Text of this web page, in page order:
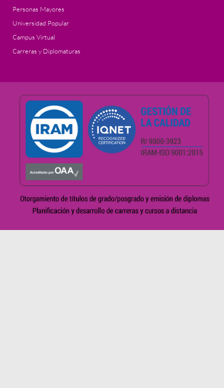
Personas Mayores
Universidad Popular
Campus Virtual
Carreras y Diplomaturas